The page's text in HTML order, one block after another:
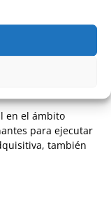
en el ámbito
para ejecutar
también